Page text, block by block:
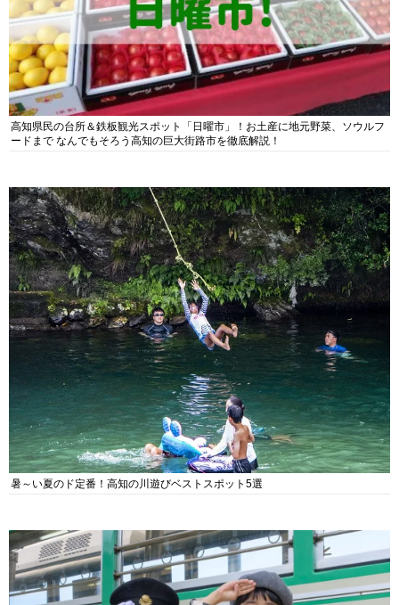
高知県民の台所＆鉄板観光スポット「日曜市」！お土産に地元野菜、ソウルフ
ードまで なんでもそろう高知の巨大街路市を徹底解説！
暑～い夏のド定番！高知の川遊びベストスポット5選